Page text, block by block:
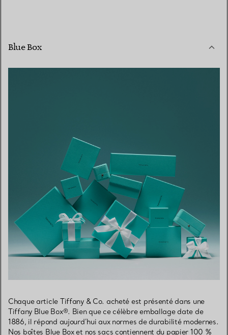
Blue Box
Chaque article Tiffany & Co. acheté est présenté dans une
Tiffany Blue Box®. Bien que ce célèbre emballage date de
1886, il répond aujourd’hui aux normes de durabilité modernes.
Nos boîtes Blue Box et nos sacs contiennent du papier 100 %